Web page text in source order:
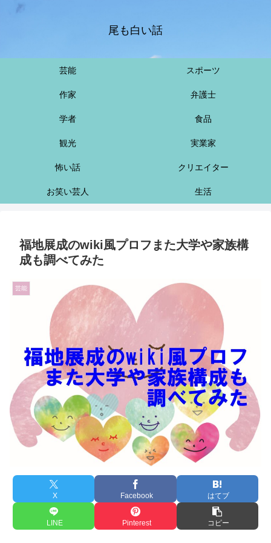
尾も白い話
芸能 スポーツ
作家 弁護士
学者 食品
観光 実業家
怖い話 クリエイター
お笑い芸人 生活
福地展成のwiki風プロフまた大学や家族構
成も調べてみた
芸能
X Facebook はてブ
LINE Pinterest コピー